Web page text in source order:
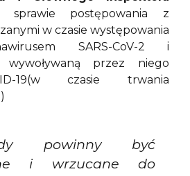
postępowania z
w czasie występowania
SARS-CoV-2 i
przez niego
19(w czasie trwania
powinny być
i wrzucane do